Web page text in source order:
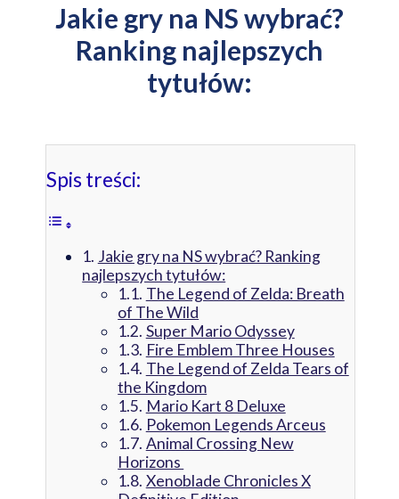
Jakie gry na NS wybrać?
Ranking najlepszych
tytułów:
Spis treści:
Jakie gry na NS wybrać? Ranking
najlepszych tytułów:
The Legend of Zelda: Breath
of The Wild
Super Mario Odyssey
Fire Emblem Three Houses
The Legend of Zelda Tears of
the Kingdom
Mario Kart 8 Deluxe
Pokemon Legends Arceus
Animal Crossing New
Horizons
Xenoblade Chronicles X